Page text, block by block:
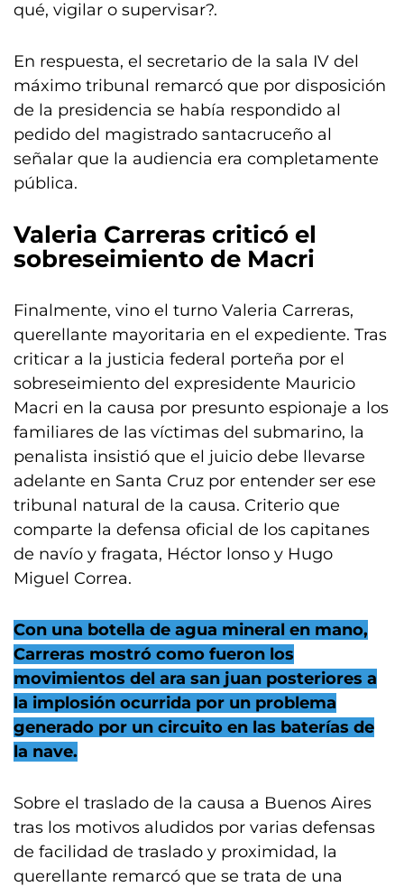
qué, vigilar o supervisar?.
En respuesta, el secretario de la sala IV del
máximo tribunal remarcó que por disposición
de la presidencia se había respondido al
pedido del magistrado santacruceño al
señalar que la audiencia era completamente
pública.
Valeria Carreras criticó el
sobreseimiento de Macri
Finalmente, vino el turno Valeria Carreras,
querellante mayoritaria en el expediente. Tras
criticar a la justicia federal porteña por el
sobreseimiento del expresidente Mauricio
Macri en la causa por presunto espionaje a los
familiares de las víctimas del submarino, la
penalista insistió que el juicio debe llevarse
adelante en Santa Cruz por entender ser ese
tribunal natural de la causa. Criterio que
comparte la defensa oficial de los capitanes
de navío y fragata, Héctor lonso y Hugo
Miguel Correa.
Con una botella de agua mineral en mano,
Carreras mostró como fueron los
movimientos del ara san juan posteriores a
la implosión ocurrida por un problema
generado por un circuito en las baterías de
la nave.
Sobre el traslado de la causa a Buenos Aires
tras los motivos aludidos por varias defensas
de facilidad de traslado y proximidad, la
querellante remarcó que se trata de una